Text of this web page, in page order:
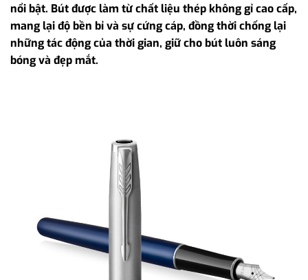
nổi bật. Bút được làm từ chất liệu thép không gỉ cao cấp,
mang lại độ bền bỉ và sự cứng cáp, đồng thời chống lại
những tác động của thời gian, giữ cho bút luôn sáng
bóng và đẹp mắt.